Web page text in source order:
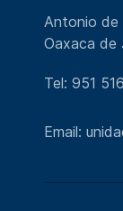
Antonio de
Oaxaca de
Tel: 951
Email: